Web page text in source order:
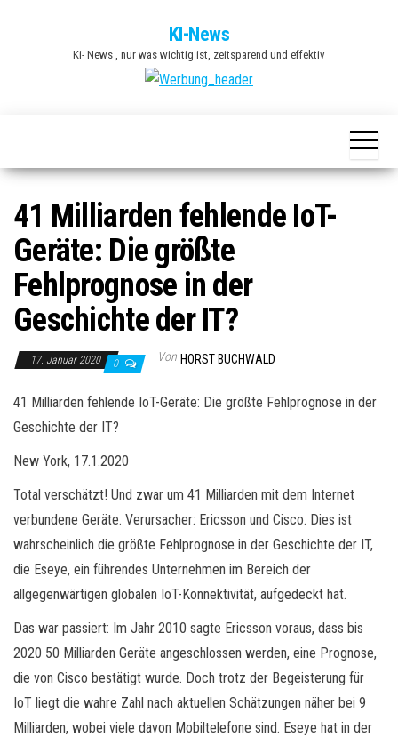
KI-News
Ki- News , nur was wichtig ist, zeitsparend und effektiv
41 Milliarden fehlende IoT-
Geräte: Die größte
Fehlprognose in der
Geschichte der IT?
17. Januar 2020 0 Von HORST BUCHWALD
41 Milliarden fehlende IoT-Geräte: Die größte Fehlprognose in der
Geschichte der IT?
New York, 17.1.2020
Total verschätzt! Und zwar um 41 Milliarden mit dem Internet
verbundene Geräte. Verursacher: Ericsson und Cisco. Dies ist
wahrscheinlich die größte Fehlprognose in der Geschichte der IT,
die Eseye, ein führendes Unternehmen im Bereich der
allgegenwärtigen globalen IoT-Konnektivität, aufgedeckt hat.
Das war passiert: Im Jahr 2010 sagte Ericsson voraus, dass bis
2020 50 Milliarden Geräte angeschlossen werden, eine Prognose,
die von Cisco bestätigt wurde. Doch trotz der Begeisterung für
IoT liegt die wahre Zahl nach aktuellen Schätzungen näher bei 9
Milliarden, wobei viele davon Mobiltelefone sind. Eseye hat in der